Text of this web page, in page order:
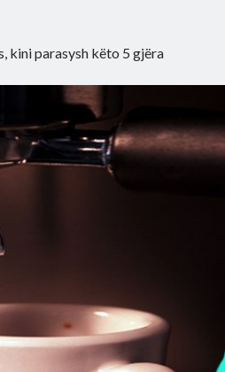
kini parasysh këto 5 gjëra